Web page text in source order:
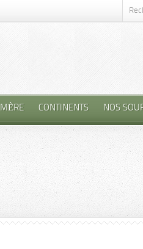
CONTINENTS NOS